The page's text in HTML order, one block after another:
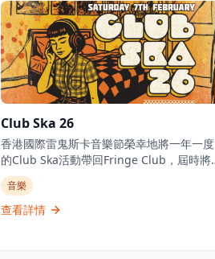
Club Ska 26
香港國際雷鬼斯卡音樂節榮幸地將一年一度
的Club Ska活動帶回Fringe Club，屆時將
呈現熱辣的斯卡、動感的雷鬼和搖擺的搖滾
樂，為音樂愛好者帶來難忘的音樂體驗。來
自台灣的Skaraoke樂團將再次登台，亞洲最
音樂
查看詳情